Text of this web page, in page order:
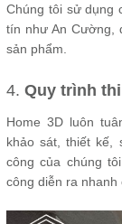
Chúng tôi sử dụng
tín như An Cường,
sản phẩm.
4. Quy trình
Home 3D luôn
khảo sát, thiết kế,
công của chúng
công diễn ra nhanh